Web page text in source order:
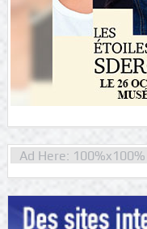
Ad Here: 100%x100%